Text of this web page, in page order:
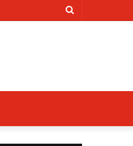
Search